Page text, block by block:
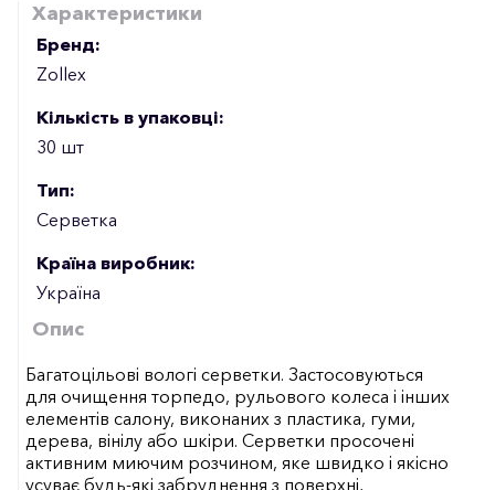
Характеристики
Бренд:
Zollex
Кількість в упаковці:
30 шт
Тип:
Серветка
Країна виробник:
Україна
Опис
Багатоцільові вологі серветки. Застосовуються
для очищення торпедо, рульового колеса і інших
елементів салону, виконаних з пластика, гуми,
дерева, вінілу або шкіри. Серветки просочені
активним миючим розчином, яке швидко і якісно
усуває будь-які забруднення з поверхні,